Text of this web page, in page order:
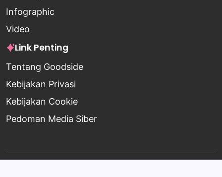
Infographic
Video
Link Penting
Tentang Goodside
Kebijakan Privasi
Kebijakan Cookie
Pedoman Media Siber